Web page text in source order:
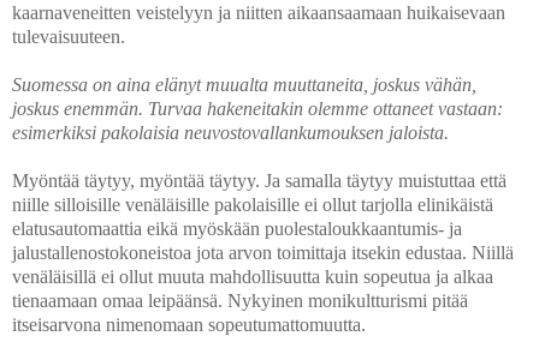
kaarnaveneitten veistelyyn ja niitten aikaansaamaan huikaisevaan
tulevaisuuteen.
Suomessa on aina elänyt muualta muuttaneita, joskus vähän,
joskus enemmän. Turvaa hakeneitakin olemme ottaneet vastaan:
esimerkiksi pakolaisia neuvostovallankumouksen jaloista.
Myöntää täytyy, myöntää täytyy. Ja samalla täytyy muistuttaa että
niille silloisille venäläisille pakolaisille ei ollut tarjolla elinikäistä
elatusautomaattia eikä myöskään puolestaloukkaantumis- ja
jalustallenostokoneistoa jota arvon toimittaja itsekin edustaa. Niillä
venäläisillä ei ollut muuta mahdollisuutta kuin sopeutua ja alkaa
tienaamaan omaa leipäänsä. Nykyinen monikultturismi pitää
itseisarvona nimenomaan sopeutumattomuutta.